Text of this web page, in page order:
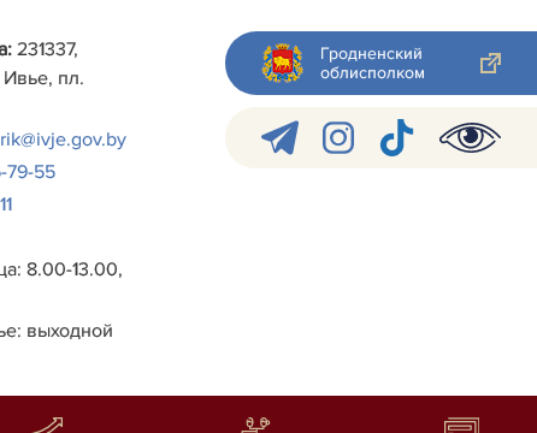
231337,
Ивье, пл.
rik@ivje.gov.by
79-55
8.00-13.00,
выходной
Гродненский
облисполком